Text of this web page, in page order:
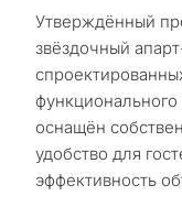
Утверждённый
звёздочный
оснащён
удобство для
эффективность